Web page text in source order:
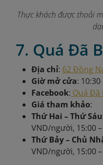
Thực khách được thoải
7. Quá Đã
Địa chỉ: 62 Đồng
Giờ mở cửa:
Facebook: Quá Đã
Giá tham khảo:
Thứ Hai – Thứ Sáu
VND/người, 15:00
Thứ Bảy – Chủ
VND/người, 15:00